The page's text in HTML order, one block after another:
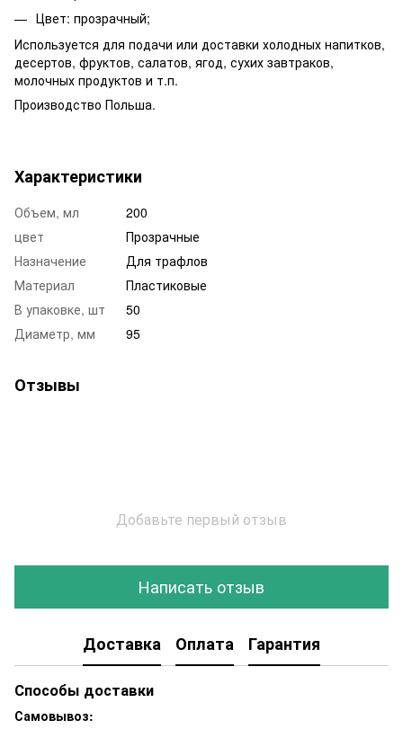
Цвет: прозрачный;
Используется для подачи или доставки холодных напитков,
десертов, фруктов, салатов, ягод, сухих завтраков,
молочных продуктов и т.п.
Производство Польша.
Характеристики
Объем, мл
200
цвет
Прозрачные
Назначение
Для трафлов
Материал
Пластиковые
В упаковке, шт
50
Диаметр, мм
95
Отзывы
Добавьте первый отзыв
Написать отзыв
Доставка Оплата Гарантия
Способы доставки
Самовывоз: